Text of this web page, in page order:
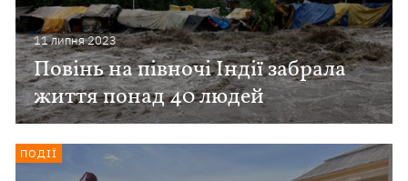
11 липня 2023
Повінь на півночі Індії забрала
життя понад 40 людей
ПОДІЇ